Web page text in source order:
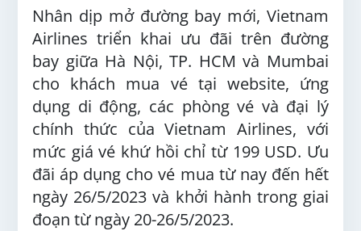
Nhân dịp mở đường bay mới, Vietnam
Airlines triển khai ưu đãi trên đường
bay giữa Hà Nội, TP. HCM và Mumbai
cho khách mua vé tại website, ứng
dụng di động, các phòng vé và đại lý
chính thức của Vietnam Airlines, với
mức giá vé khứ hồi chỉ từ 199 USD. Ưu
đãi áp dụng cho vé mua từ nay đến hết
ngày 26/5/2023 và khởi hành trong giai
đoạn từ ngày 20-26/5/2023.